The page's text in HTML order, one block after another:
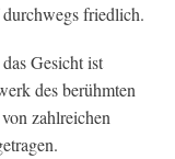
friedlich.
Gesicht ist
des berühmten
zahlreichen